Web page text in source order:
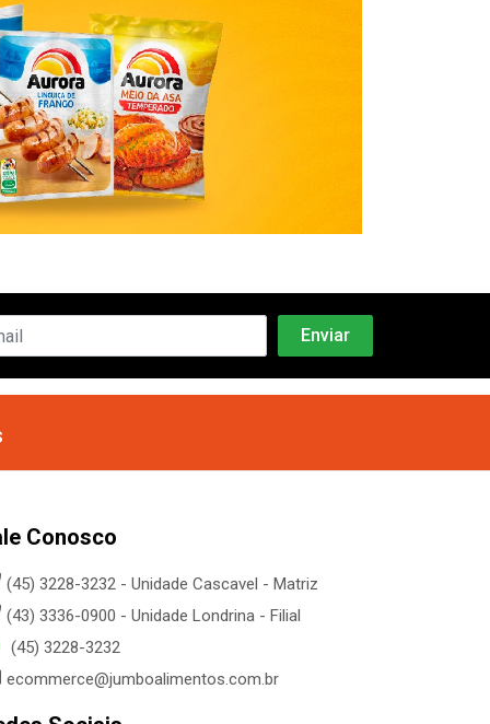
Conosco
(45) 3228-3232 - Unidade Cascavel - Matriz
(43) 3336-0900 - Unidade Londrina - Filial
(45) 3228-3232
ecommerce@jumboalimentos.com.br